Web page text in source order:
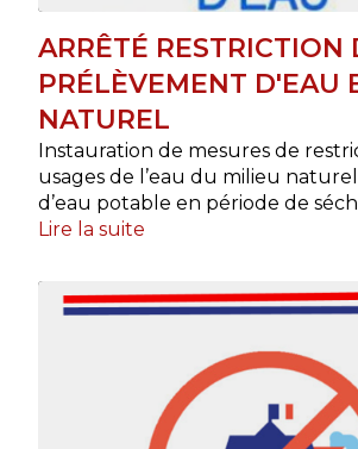
ARRÊTÉ RESTRICTION
PRÉLÈVEMENT D'EAU
NATUREL
Instauration de mesures de
usages de l’eau du milieu
d’eau potable en période de
Lire la suite